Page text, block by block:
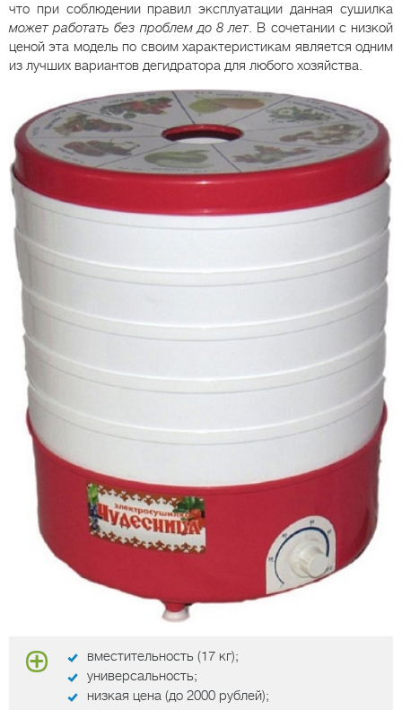
что при соблюдении правил эксплуатации данная сушилка
может работать без проблем до 8 лет. В сочетании с низкой
ценой эта модель по своим характеристикам является одним
из лучших вариантов дегидратора для любого хозяйства.
вместительность (17 кг);
универсальность;
низкая цена (до 2000 рублей);